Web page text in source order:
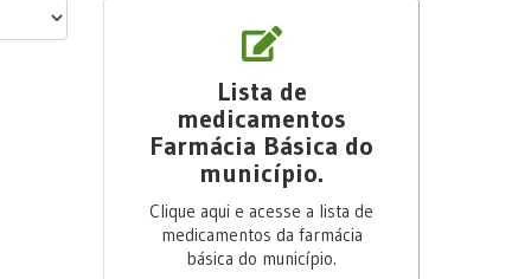
Lista de
medicamentos
Farmácia Básica do
município.
Clique aqui e acesse a lista de
medicamentos da farmácia
básica do município.